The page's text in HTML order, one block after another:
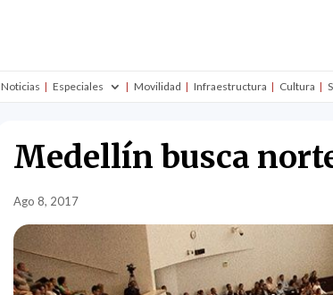
Noticias Especiales Movilidad Infraestructura Cultura
Medellín busca
Ago 8, 2017